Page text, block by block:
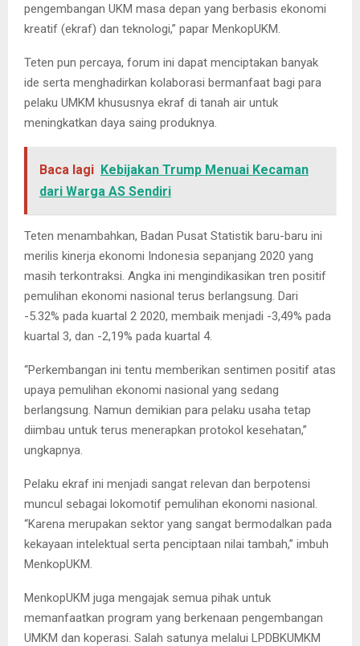
pengembangan UKM masa depan yang berbasis ekonomi
kreatif (ekraf) dan teknologi,” papar MenkopUKM.
Teten pun percaya, forum ini dapat menciptakan banyak
ide serta menghadirkan kolaborasi bermanfaat bagi para
pelaku UMKM khususnya ekraf di tanah air untuk
meningkatkan daya saing produknya.
Baca lagi Kebijakan Trump Menuai Kecaman
dari Warga AS Sendiri
Teten menambahkan, Badan Pusat Statistik baru-baru ini
merilis kinerja ekonomi Indonesia sepanjang 2020 yang
masih terkontraksi. Angka ini mengindikasikan tren positif
pemulihan ekonomi nasional terus berlangsung. Dari
-5.32% pada kuartal 2 2020, membaik menjadi -3,49% pada
kuartal 3, dan -2,19% pada kuartal 4.
“Perkembangan ini tentu memberikan sentimen positif atas
upaya pemulihan ekonomi nasional yang sedang
berlangsung. Namun demikian para pelaku usaha tetap
diimbau untuk terus menerapkan protokol kesehatan,”
ungkapnya.
Pelaku ekraf ini menjadi sangat relevan dan berpotensi
muncul sebagai lokomotif pemulihan ekonomi nasional.
“Karena merupakan sektor yang sangat bermodalkan pada
kekayaan intelektual serta penciptaan nilai tambah,” imbuh
MenkopUKM.
MenkopUKM juga mengajak semua pihak untuk
memanfaatkan program yang berkenaan pengembangan
UMKM dan koperasi. Salah satunya melalui LPDBKUMKM